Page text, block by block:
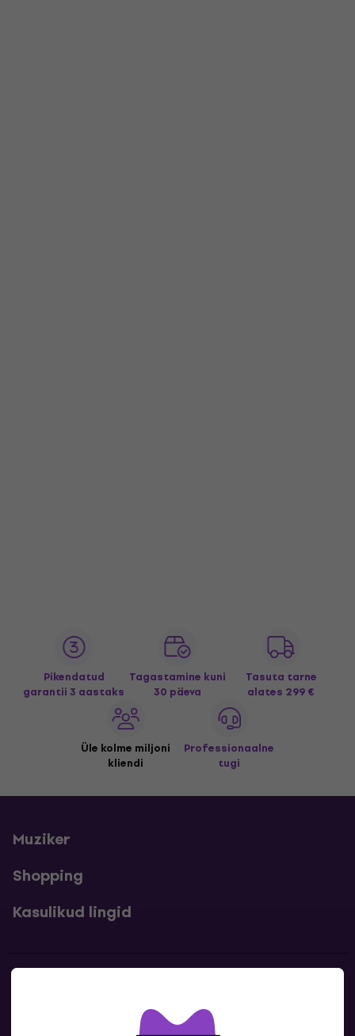
Pikendatud
garantii 3 aastaks
Tagastamine kuni
30 päeva
Tasuta tarne
alates 299 €
Üle kolme miljoni
kliendi
Professionaalne
tugi
Muziker
Shopping
Kasulikud lingid
Kontaktandmed